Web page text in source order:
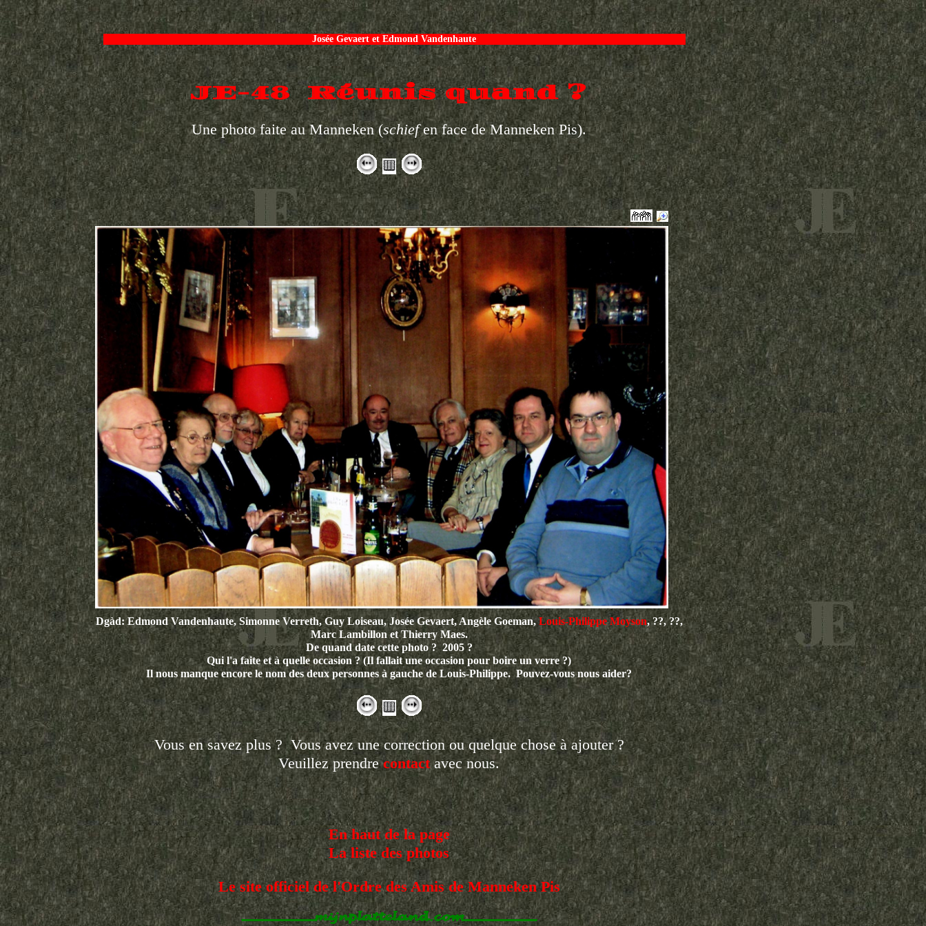
Josée Gevaert et Edmond Vandenhaute
JE-48 Réunis quand ?
Une photo faite au Manneken (schiefen face de Manneken Pis).
Dgàd: Edmond Vandenhaute, Simonne Verreth, Guy Loiseau, Josée Gevaert, Angèle Goeman,Louis-Philippe Moyson, ??, ??,
Marc Lambillon et Thierry Maes.
De quand date cette photo ? 2005 ?
Qui l'a faite et à quelle occasion ? (Il fallait une occasion pour boire un verre ?)
Il nous manque encore le nom des deux personnes à gauche de Louis-Philippe. Pouvez-vous nous aider?
Vous en savez plus ? Vous avez une correction ou quelque chose à ajouter ?
Veuillez prendrecontactavec nous.
En haut de la page
La liste des photos
Le site officiel de l'Ordre des Amis de Manneken Pis